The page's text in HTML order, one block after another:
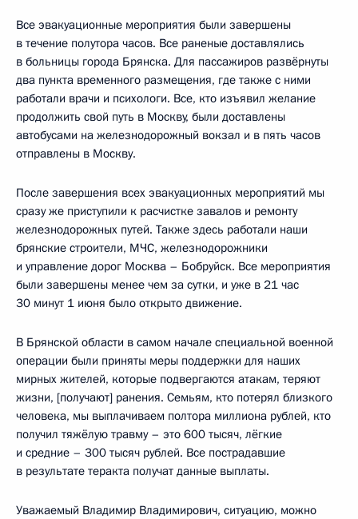
Все эвакуационные мероприятия были завершены
в течение полутора часов. Все раненые доставлялись
в больницы города Брянска. Для пассажиров развёрнуты
два пункта временного размещения, где также с ними
работали врачи и психологи. Все, кто изъявил желание
продолжить свой путь в Москву, были доставлены
автобусами на железнодорожный вокзал и в пять часов
отправлены в Москву.
После завершения всех эвакуационных мероприятий мы
сразу же приступили к расчистке завалов и ремонту
железнодорожных путей. Также здесь работали наши
брянские строители, МЧС, железнодорожники
и управление дорог Москва – Бобруйск. Все мероприятия
были завершены менее чем за сутки, и уже в 21 час
30 минут 1 июня было открыто движение.
В Брянской области в самом начале специальной военной
операции были приняты меры поддержки для наших
мирных жителей, которые подвергаются атакам, теряют
жизни, [получают] ранения. Семьям, кто потерял близкого
человека, мы выплачиваем полтора миллиона рублей, кто
получил тяжёлую травму – это 600 тысяч, лёгкие
и средние – 300 тысяч рублей. Все пострадавшие
в результате теракта получат данные выплаты.
Уважаемый Владимир Владимирович, ситуацию, можно